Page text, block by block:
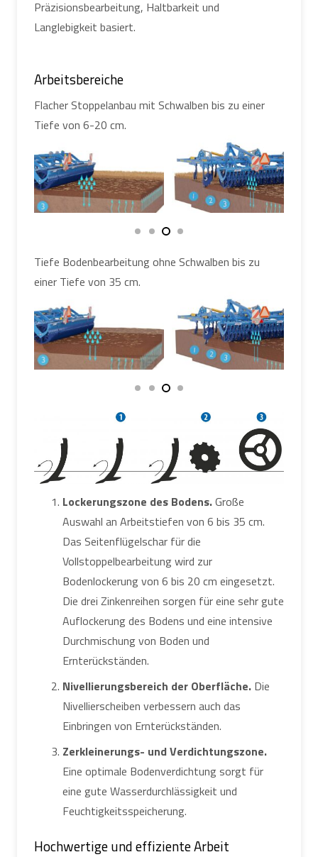
Präzisionsbearbeitung, Haltbarkeit und
Langlebigkeit basiert.
Arbeitsbereiche
Flacher Stoppelanbau mit Schwalben bis zu einer
Tiefe von 6-20 cm.
Tiefe Bodenbearbeitung ohne Schwalben bis zu
einer Tiefe von 35 cm.
Lockerungszone des Bodens.Große
Auswahl an Arbeitstiefen von 6 bis 35 cm.
Das Seitenflügelschar für die
Vollstoppelbearbeitung wird zur
Bodenlockerung von 6 bis 20 cm eingesetzt.
Die drei Zinkenreihen sorgen für eine sehr gute
Auflockerung des Bodens und eine intensive
Durchmischung von Boden und
Ernterückständen.
Nivellierungsbereich der Oberfläche. Die
Nivellierscheiben verbessern auch das
Einbringen von Ernterückständen.
Zerkleinerungs- und Verdichtungszone.
Eine optimale Bodenverdichtung sorgt für
eine gute Wasserdurchlässigkeit und
Feuchtigkeitsspeicherung.
Hochwertige und effiziente Arbeit